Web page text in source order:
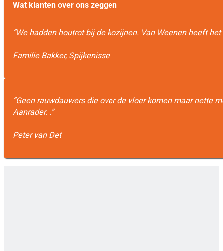
Wat klanten over ons zeggen
“We hadden houtrot bij de kozijnen. Van Weenen heeft
Familie Bakker, Spijkenisse
“Geen rauwdauwers die over de vloer komen maar nette
Aanrader. .”
Peter van Det